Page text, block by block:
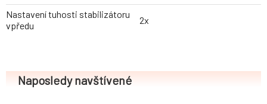
Nastavení tuhosti stabilizátoru
vpředu
2x
Naposledy navštívené